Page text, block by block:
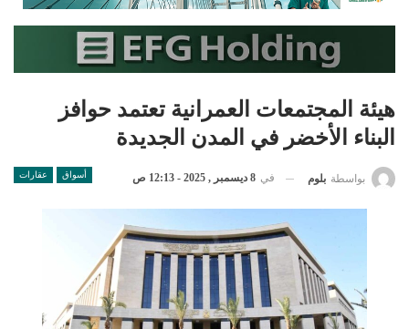
هيئة المجتمعات العمرانية تعتمد حوافز
البناء الأخضر في المدن الجديدة
أسواق عقارات بواسطة بلوم في 8 ديسمبر , 2025 - 12:13 ص